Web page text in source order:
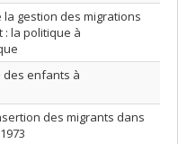
gestion des migrations
: la politique à
des enfants à
des migrants dans